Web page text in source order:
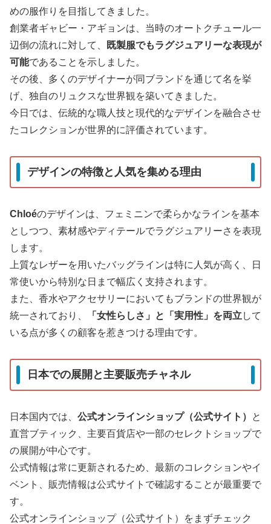
めの服作りを目指してきました。
創業者ギャビー・アギョンは、当時のオートクチュール一
辺倒の流れに対して、
既製服でもラグジュアリーな表現が
可能であることを示しました。
その後、多くのデザイナーが同ブランドを通じて名を挙
げ、独自のリュクスな世界観を築いてきました。
今日では、伝統的な職人技と現代的なデザインを融合させ
たコレクションが世界的に評価されています。
デザインの特徴と人気を集める理由
Chloéのデザインは、フェミニンで柔らかなラインを基本
としつつ、素材感やディテールでラグジュアリーさを表現
します。
上質なレザーを用いたバッグラインは特に人気が高く、日
常使いから特別な日まで幅広く支持されます。
また、香水やアクセサリーにおいてもブランドの世界観が
統一されており、
「女性らしさ」と「実用性」を両立 して
いる点が多くの顧客を惹きつける理由です。
日本での展開と主要販売チャネル
日本国内では、 公式オンラインショップ（公式サイト）
と
直営ブティック、主要百貨店や一部のセレクトショップで
の展開が中心です。
公式情報は常に更新されるため、最新のコレクションやイ
ベント、販売情報は公式サイトで確認することが最重要で
す。
公式オンラインショップ（公式サイト）をまずチェック